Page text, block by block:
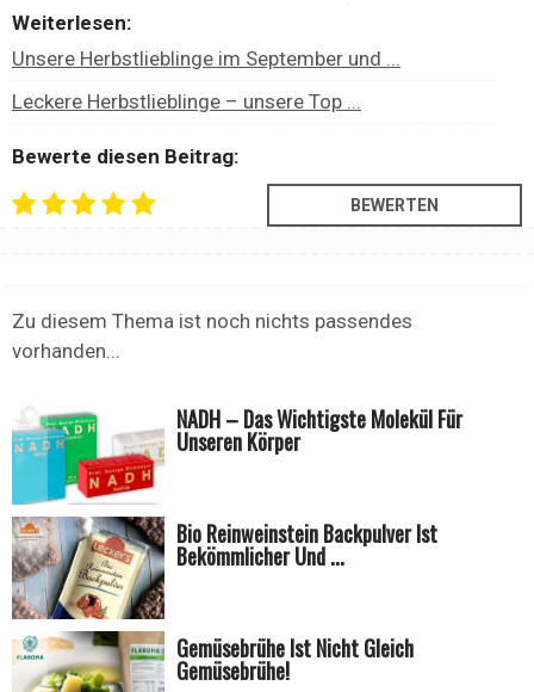
Weiterlesen:
Unsere Herbstlieblinge im September und ...
Leckere Herbstlieblinge – unsere Top ...
Bewerte diesen Beitrag:
Zu diesem Thema ist noch nichts passendes
vorhanden...
NADH – Das Wichtigste Molekül Für
Unseren Körper
Bio Reinweinstein Backpulver Ist
Bekömmlicher Und ...
Gemüsebrühe Ist Nicht Gleich
Gemüsebrühe!